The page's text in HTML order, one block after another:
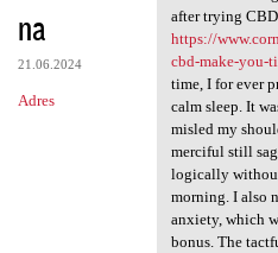
na
21.06.2024
Adres
after trying
https://
cbd-make-you-
time, I for ever
calm sleep. It
misled my
merciful still
logically
morning. I also
anxiety, which
bonus. The